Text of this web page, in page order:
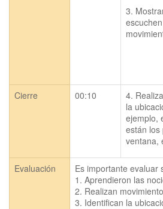
3.
Cierre 00:10
4.
la
ejemplo,
están los
ventana,
Evaluación
Es importante evaluar
1. Aprendieron las
2. Realizan
3. Identifican la